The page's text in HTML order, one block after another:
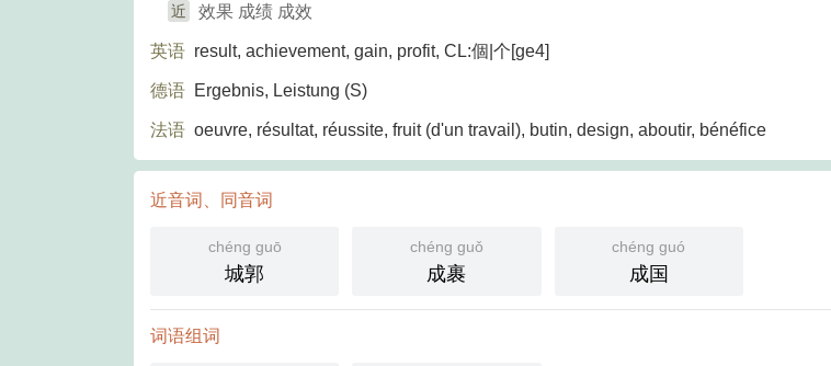
近 效果 成绩 成效
英语 result, achievement, gain, profit, CL:個|个[ge4]
德语 Ergebnis, Leistung (S)​
法语 oeuvre, résultat, réussite, fruit (d'un travail)​, butin, design, aboutir, bénéfice
近音词、同音词
chéng guō
城郭
chéng guǒ
成裹
chéng guó
成国
词语组词